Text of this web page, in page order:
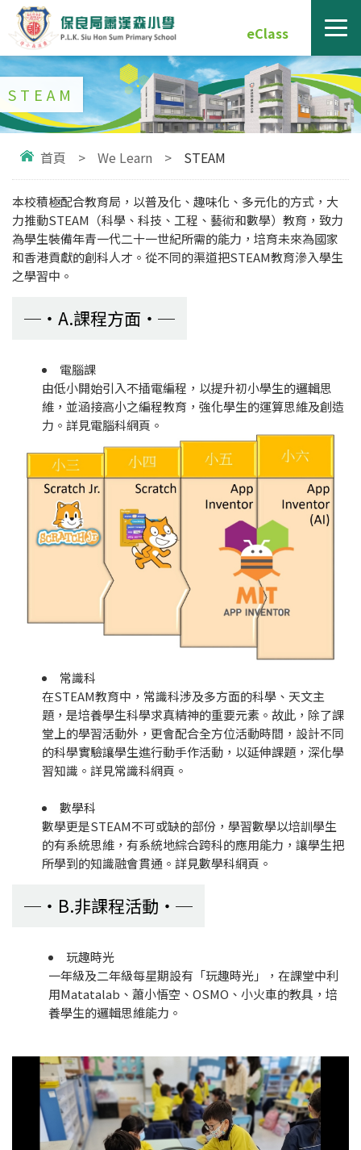
eClass
STEAM
首頁 > We Learn > STEAM
本校積極配合教育局，以普及化、趣味化、多元化的方式，大
力推動STEAM（科學、科技、工程、藝術和數學）教育，致力
為學生裝備年青一代二十一世紀所需的能力，培育未來為國家
和香港貢獻的創科人才。從不同的渠道把STEAM教育滲入學生
之學習中。
A.課程方面
電腦課
由低小開始引入不插電編程，以提升初小學生的邏輯思
維，並涵接高小之編程教育，強化學生的運算思維及創造
力。詳見電腦科網頁。
常識科
在STEAM教育中，常識科涉及多方面的科學、天文主
題，是培養學生科學求真精神的重要元素。故此，除了課
堂上的學習活動外，更會配合全方位活動時間，設計不同
的科學實驗讓學生進行動手作活動，以延伸課題，深化學
習知識。詳見常識科網頁。
數學科
數學更是STEAM不可或缺的部份，學習數學以培訓學生
的有系統思維，有系統地綜合跨科的應用能力，讓學生把
所學到的知識融會貫通。詳見數學科網頁。
B.非課程活動
玩趣時光
一年級及二年級每星期設有「玩趣時光」，在課堂中利
用Matatalab、蕭小悟空、OSMO、小火車的教具，培
養學生的邏輯思維能力。